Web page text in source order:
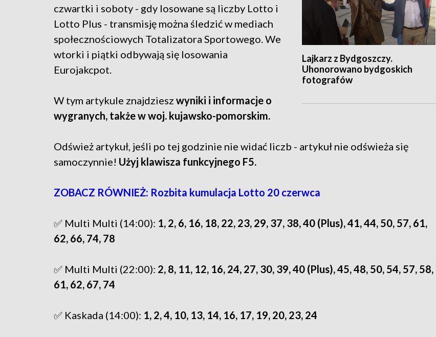
Lajkarz z Bydgoszczy.
Uhonorowano bydgoskich
fotografów
czwartki i soboty - gdy losowane są liczby Lotto i
Lotto Plus - transmisję można śledzić w mediach
społecznościowych Totalizatora Sportowego. We
wtorki i piątki odbywają się losowania
Eurojakcpot.
W tym artykule znajdziesz wyniki i informacje o
wygranych, także w woj. kujawsko-pomorskim.
Odśwież artykuł, jeśli po tej godzinie nie widać liczb - artykuł nie odświeża się
samoczynnie! Użyj klawisza funkcyjnego F5.
ZOBACZ RÓWNIEŻ: Rozbita kumulacja Lotto 20 czerwca
✅ Multi Multi (14:00): 1, 2, 6, 16, 18, 22, 23, 29, 37, 38, 40 (Plus), 41, 44, 50, 57, 61,
62, 66, 74, 78
✅ Multi Multi (22:00): 2, 8, 11, 12, 16, 24, 27, 30, 39, 40 (Plus), 45, 48, 50, 54, 57, 58,
61, 62, 67, 74
✅ Kaskada (14:00): 1, 2, 4, 10, 13, 14, 16, 17, 19, 20, 23, 24